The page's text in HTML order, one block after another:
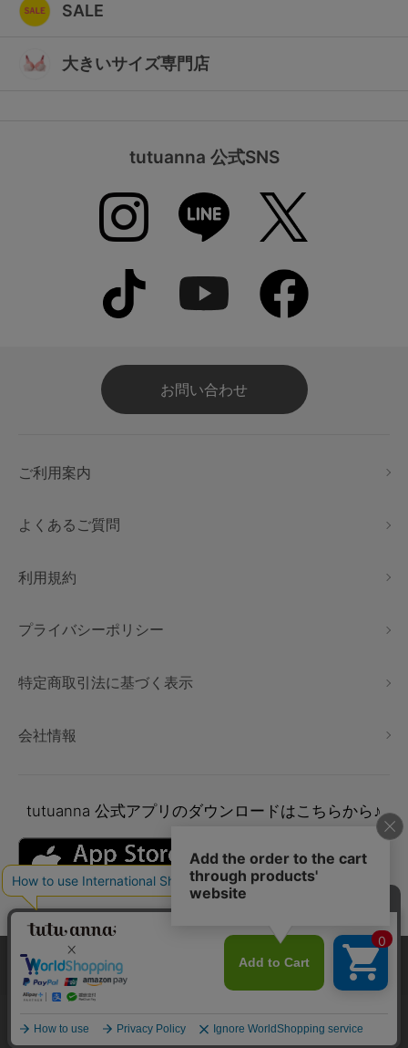
SALE
大きいサイズ専門店
tutuanna 公式SNS
お問い合わせ
ご利用案内
よくあるご質問
利用規約
プライバシーポリシー
特定商取引法に基づく表示
会社情報
tutuanna 公式アプリのダウンロードはこちらから♪
本サイトでは、より快適にご利用いただけるようCookieを利用し
ています。詳細については
プライバシポリシー
をご確認くださ
い。
承諾する